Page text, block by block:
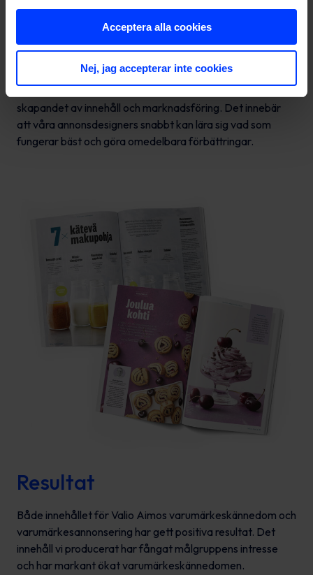
Acceptera alla cookies
Nej, jag accepterar inte cookies
använder A/B-testning för att utvärdera vad som fungerar
och vad som inte gör det. Vi är experter på att snabbt
optimera vårt innehåll och vår marknadsföring baserat på
insikter från data.
En av våra styrkor som byrå är den nära kopplingen mellan
skapandet av innehåll och marknadsföring. Det innebär
att våra annonsdesigners snabbt kan lära sig vad som
fungerar bäst och göra omedelbara förbättringar.
Resultat
Både innehållet för Valio Aimos varumärkeskännedom och
varumärkesannonsering har gett positiva resultat. Det
innehåll vi producerat har fångat målgruppens intresse
och har markant ökat varumärkeskännedomen.